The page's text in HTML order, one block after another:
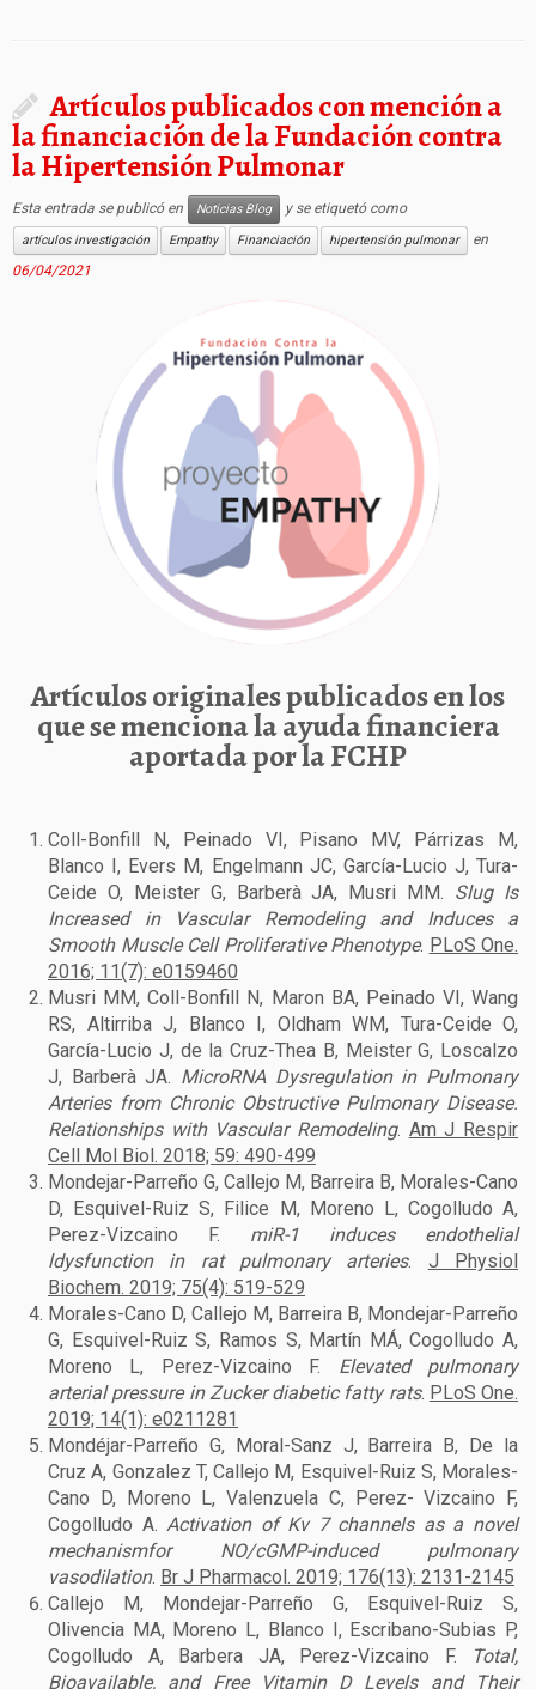
Artículos publicados con mención a
la financiación de la Fundación contra
la Hipertensión Pulmonar
Esta entrada se publicó en Noticias Blog y se etiquetó como
artículos investigación Empathy Financiación hipertensión pulmonar
en
06/04/2021
Artículos originales publicados en los
que se menciona la ayuda financiera
aportada por la FCHP
Coll-Bonfill N, Peinado VI, Pisano MV, Párrizas M,
Blanco I, Evers M, Engelmann JC, García-Lucio J, Tura-
Ceide O, Meister G, Barberà JA, Musri MM. Slug Is
Increased in Vascular Remodeling and Induces a
Smooth Muscle Cell Proliferative Phenotype. PLoS One.
2016; 11(7): e0159460
Musri MM, Coll-Bonfill N, Maron BA, Peinado VI, Wang
RS, Altirriba J, Blanco I, Oldham WM, Tura-Ceide O,
García-Lucio J, de la Cruz-Thea B, Meister G, Loscalzo
J, Barberà JA. MicroRNA Dysregulation in Pulmonary
Arteries from Chronic Obstructive Pulmonary Disease.
Relationships with Vascular Remodeling. Am J Respir
Cell Mol Biol. 2018; 59: 490-499
Mondejar-Parreño G, Callejo M, Barreira B, Morales-Cano
D, Esquivel-Ruiz S, Filice M, Moreno L, Cogolludo A,
Perez-Vizcaino F. miR-1 induces endothelial
ldysfunction in rat pulmonary arteries. J Physiol
Biochem. 2019; 75(4): 519-529
Morales-Cano D, Callejo M, Barreira B, Mondejar-Parreño
G, Esquivel-Ruiz S, Ramos S, Martín MÁ, Cogolludo A,
Moreno L, Perez-Vizcaino F. Elevated pulmonary
arterial pressure in Zucker diabetic fatty rats. PLoS One.
2019; 14(1): e0211281
Mondéjar-Parreño G, Moral-Sanz J, Barreira B, De la
Cruz A, Gonzalez T, Callejo M, Esquivel-Ruiz S, Morales-
Cano D, Moreno L, Valenzuela C, Perez- Vizcaino F,
Cogolludo A.Activation of Kv 7 channels as a novel
mechanismfor NO/cGMP-induced pulmonary
vasodilation. Br J Pharmacol. 2019; 176(13): 2131-2145
Callejo M, Mondejar-Parreño G, Esquivel-Ruiz S,
Olivencia MA, Moreno L, Blanco I, Escribano-Subias P,
Cogolludo A, Barbera JA, Perez-Vizcaino F.
Total,
Bioavailable, and Free Vitamin D Levels and Their